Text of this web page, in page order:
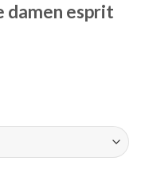
damen esprit